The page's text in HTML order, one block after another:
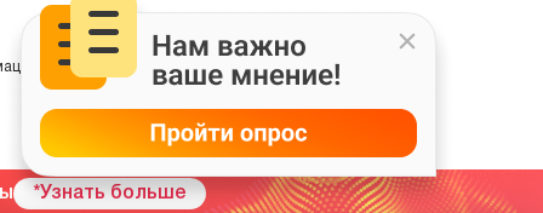
на основе сбора, систематизации и анализа сведений,
*Узнать больше